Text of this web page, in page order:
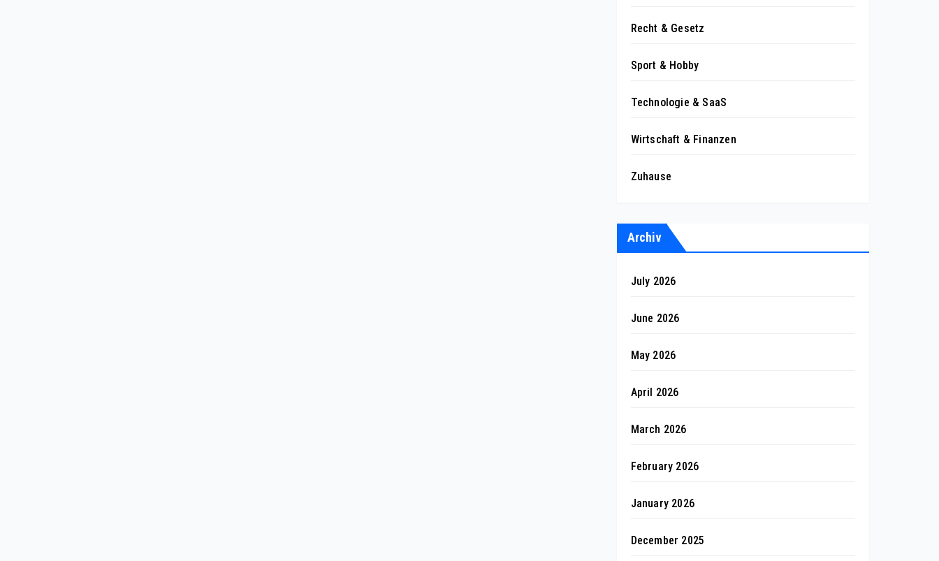
Recht & Gesetz
Sport & Hobby
Technologie & SaaS
Wirtschaft & Finanzen
Zuhause
Archiv
July 2026
June 2026
May 2026
April 2026
March 2026
February 2026
January 2026
December 2025